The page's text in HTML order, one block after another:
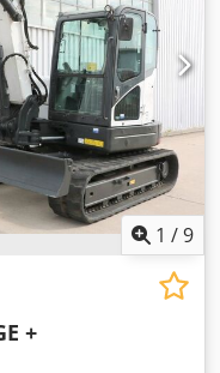
reservation för fel
1 /9
+